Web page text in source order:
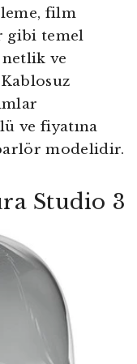
film
gibi temel
netlik ve
ve fiyatına
modelidir.
Studio 3